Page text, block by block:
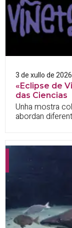
3 de xullo de 2026
«Eclipse de
das Ciencias
Unha mostra
abordan